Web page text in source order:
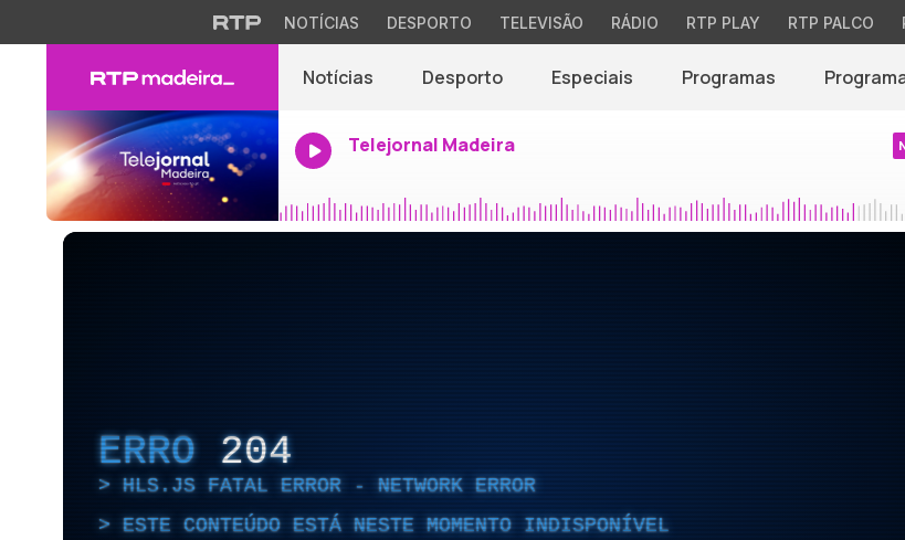
NOTÍCIAS DESPORTO TELEVISÃO RÁDIO RTP PLAY RTP PALCO
Notícias Desporto Especiais Programas
Telejornal Madeira
ERRO 204
HLS.JS FATAL ERROR - NETWORK ERROR
ESTE CONTEÚDO ESTÁ NESTE MOMENTO INDISPONÍVEL